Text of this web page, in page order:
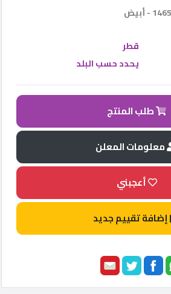
قطر
يحدد حسب البلد
طلب المنتج
معلومات المعلن
أعجبني
إضافة تقييم جديد